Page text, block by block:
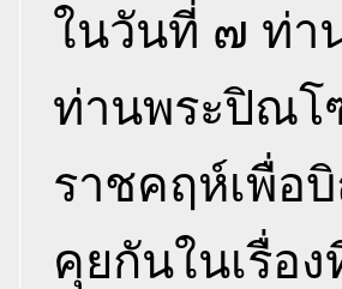
ในวันที่ ๗ ท่า
ท่านพระปิณโ
ราชคฤห์เพื่อ
คุยกันในเรื่อ